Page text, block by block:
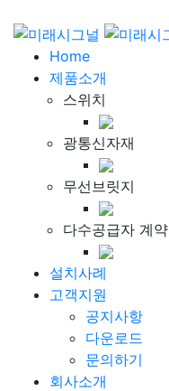
Home
제품소개
스위치
광통신자재
무선브릿지
다수공급자 계약
설치사례
고객지원
공지사항
다운로드
문의하기
회사소개